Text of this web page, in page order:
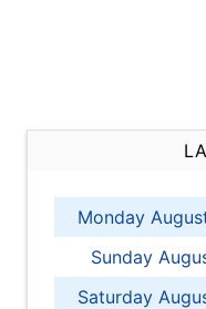
Monday
Sunday
Saturday